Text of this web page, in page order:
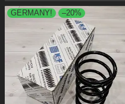
GERMANY! –20%